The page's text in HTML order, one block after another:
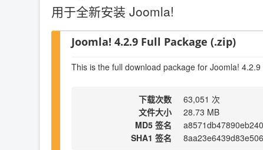
用于全新安装 Joomla!
Joomla! 4.2.9 Full Package (.zip)
This is the full download package for Joomla! 4.2.9
下载次数
63,051 次
文件大小
28.73 MB
MD5 签名
SHA1 签名